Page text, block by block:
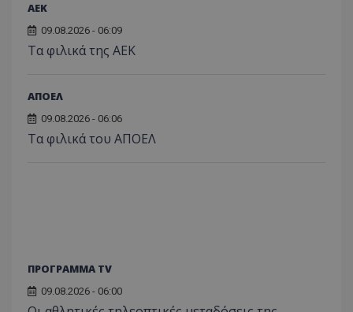
ΑEK
09.08.2026 - 06:09
Τα φιλικά της ΑΕΚ
ΑΠΟΕΛ
09.08.2026 - 06:06
Τα φιλικά του ΑΠΟΕΛ
ΠΡΟΓΡΑΜΜΑ TV
09.08.2026 - 06:00